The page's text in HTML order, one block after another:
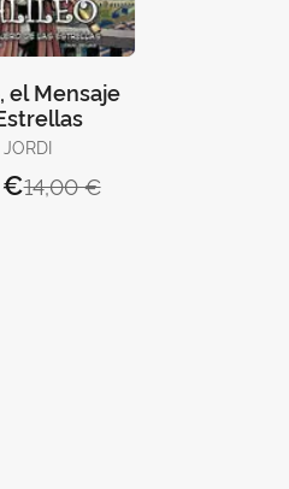
el Mensaje
JORDI
14,00 €
€